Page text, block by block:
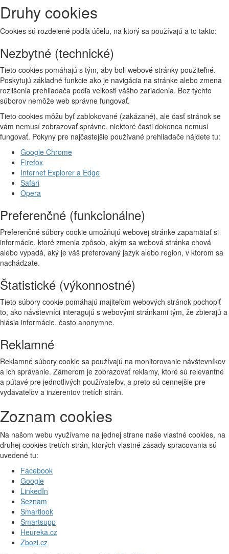
Druhy cookies
Cookies sú rozdelené podľa účelu, na ktorý sa používajú a to takto:
Nezbytné (technické)
Tieto cookies pomáhajú s tým, aby boli webové stránky použiteľné.
Poskytujú základné funkcie ako je navigácia na stránke alebo zmena
rozlišenia prehliadača podľa veľkosti vášho zariadenia. Bez týchto
súborov nemôže web správne fungovať.
Tieto cookies môžu byť zablokované (zakázané), ale časť stránok se
vám nemusí zobrazovať správne, niektoré časti dokonca nemusí
fungovať. Pokyny pre najčastejšie používané prehliadače nájdete tu:
Google Chrome
Firefox
Internet Explorer a Edge
Safari
Opera
Preferenčné (funkcionálne)
Preferenčné súbory cookie umožňujú webovej stránke zapamätať si
informácie, ktoré zmenia zpôsob, akým sa webová stránka chová
alebo vypadá, aký je váš preferovaný jazyk alebo region, v ktorom sa
nachádzate.
Štatistické (výkonnostné)
Tieto súbory cookie pomáhajú majiteľom webových stránok pochopiť
to, ako návštevníci interagujú s webovými stránkami tým, že zbierajú a
hlásia informácie, často anonymne.
Reklamné
Reklamné súbory cookie sa používajú na monitorovanie návštevníkov
a ich správanie. Zámerom je zobrazovať reklamy, ktoré sú relevantné
a pútavé pre jednotlivých používateľov, a preto sú cennejšie pre
vydavateľov a inzerentov tretích strán.
Zoznam cookies
Na našom webu využívame na jednej strane naše vlastné cookies, na
druhej cookies tretích strán, ktorých vlastné zásady spracovania sú
uvedené tu:
Facebook
Google
LinkedIn
Seznam
Smartlook
Smartsupp
Heureka.cz
Zbozi.cz